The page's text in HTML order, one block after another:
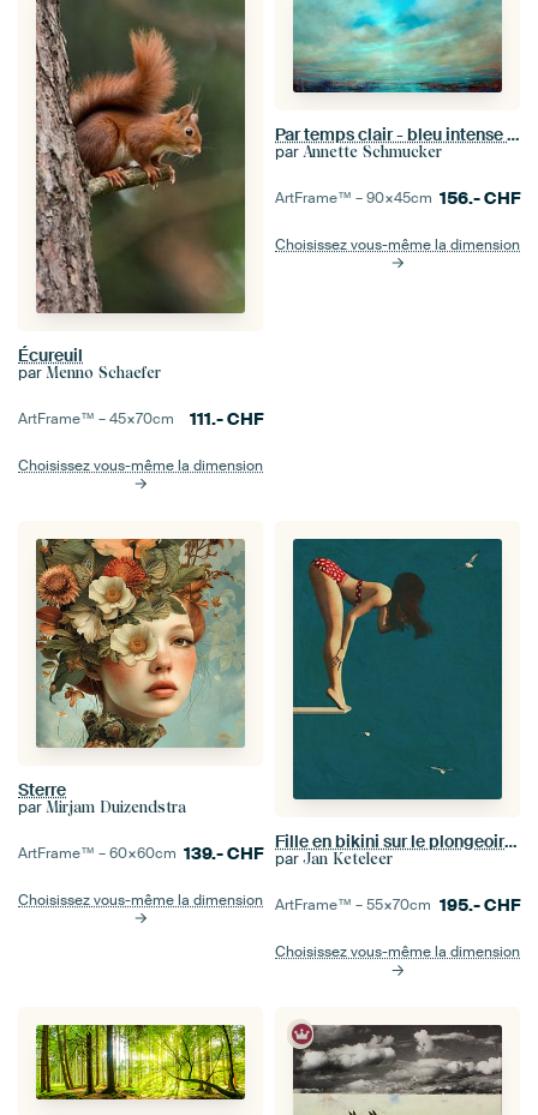
Écureuil
par Menno Schaefer
ArtFrame™ –45×70cm 111.-CHF
Choisissez vous-même la dimension
Par temps clair - bleu intense et turquoise
par Annette Schmucker
ArtFrame™ –90×45cm 156.-CHF
Choisissez vous-même la dimension
Sterre
par Mirjam Duizendstra
ArtFrame™ –60×60cm 139.-CHF
Choisissez vous-même la dimension
Fille en bikini sur le plongeoir - Un style des années 50 pour aujourd'hui
par Jan Keteleer
ArtFrame™ –55×70cm 195.-CHF
Choisissez vous-même la dimension